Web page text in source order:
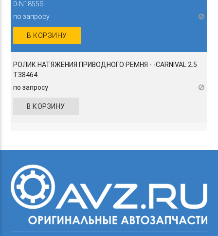
0-N1855S
по запросу
В КОРЗИНУ
РОЛИК НАТЯЖЕНИЯ ПРИВОДНОГО РЕМНЯ - -CARNIVAL 2.5
T38464
по запросу
В КОРЗИНУ